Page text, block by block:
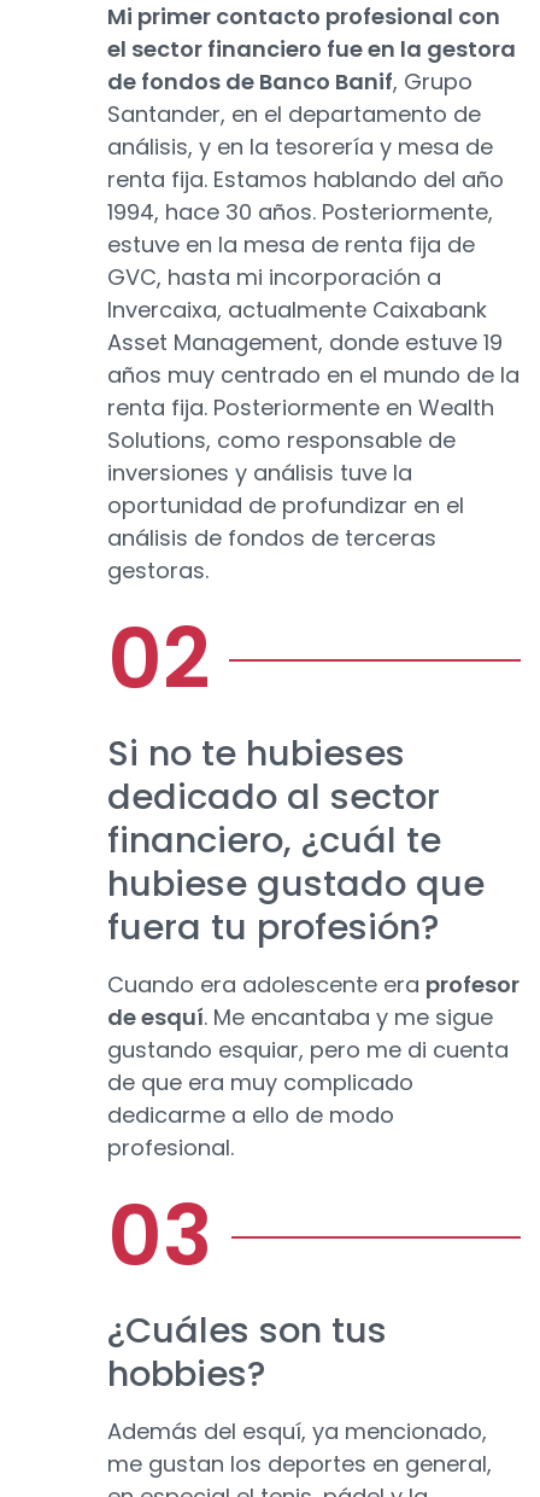
Mi primer contacto profesional con
el sector financiero fue en la gestora
de fondos de Banco Banif, Grupo
Santander, en el departamento de
análisis, y en la tesorería y mesa de
renta fija. Estamos hablando del año
1994, hace 30 años. Posteriormente,
estuve en la mesa de renta fija de
GVC, hasta mi incorporación a
Invercaixa, actualmente Caixabank
Asset Management, donde estuve 19
años muy centrado en el mundo de la
renta fija. Posteriormente en Wealth
Solutions, como responsable de
inversiones y análisis tuve la
oportunidad de profundizar en el
análisis de fondos de terceras
gestoras.
Si no te hubieses
dedicado al sector
financiero, ¿cuál te
hubiese gustado que
fuera tu profesión?
Cuando era adolescente era profesor
de esquí. Me encantaba y me sigue
gustando esquiar, pero me di cuenta
de que era muy complicado
dedicarme a ello de modo
profesional.
¿Cuáles son tus
hobbies?
Además del esquí, ya mencionado,
me gustan los deportes en general,